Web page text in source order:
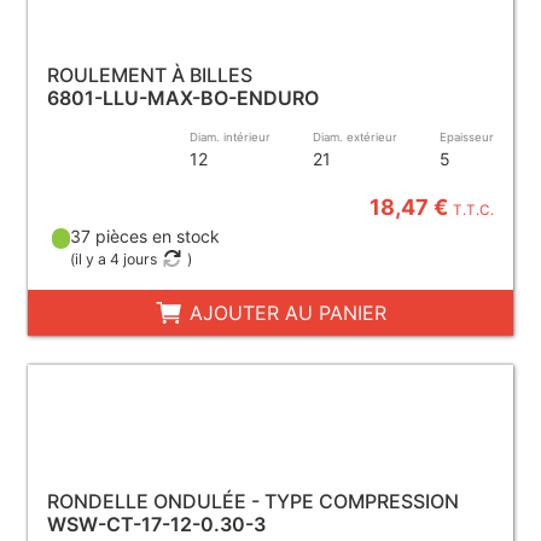
ROULEMENT À BILLES
6801-LLU-MAX-BO-ENDURO
Diam. intérieur
12
Diam. extérieur
21
Epaisseur
5
18,47 €T.T.C.
37 pièces en stock
(il y a 4 jours )
AJOUTER AU PANIER
RONDELLE ONDULÉE - TYPE COMPRESSION
WSW-CT-17-12-0.30-3